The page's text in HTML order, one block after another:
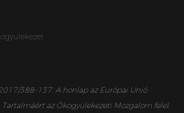
2017/388-137. A honlap az Európai Unió
az Ökogyülekezeti Mozgalom felel,